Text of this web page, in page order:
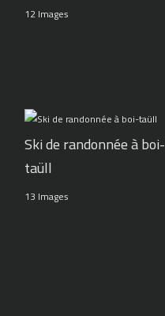
12 Images
Ski de randonnée à boi-
taüll
13 Images